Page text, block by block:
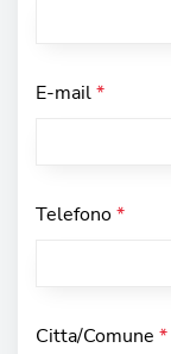
E-mail*
Telefono*
Citta/Comune *